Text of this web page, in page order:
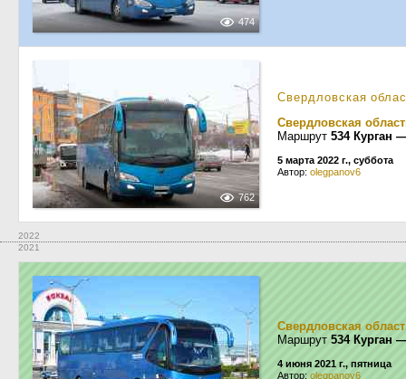
474
762
Свердловская
Свердловская
Маршрут 534 Курган
5 марта 2022 г., суббота
Автор: olegpanov6
2022
2021
Свердловская
Маршрут 534 Курган
4 июня 2021 г., пятница
Автор: olegpanov6